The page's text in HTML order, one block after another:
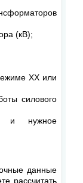
(кВ);
ХХ или
силового
- и нужное
данные
рассчитать